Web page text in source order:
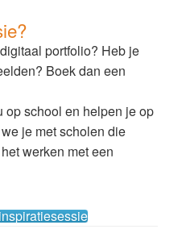
portfolio? Heb je
Boek dan een
op school en helpen je op
je met scholen die
werken met een